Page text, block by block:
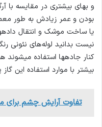
و بهای بیشتری در مقایسه با
بودن و عمر زیادش به طور
یا ساخت موشک و انتقال
نیست بدانید لوله‌های نئونی
کنار جاده­ها استفاده می­شوند
بیشتر با موارد استفاده این
تفاوت آرایش چشم برای